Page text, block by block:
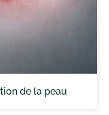
de la peau